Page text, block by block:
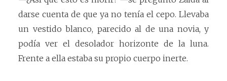
darse cuenta de que ya no tenía el cepo. Llevaba
un vestido blanco, parecido al de una novia, y
podía ver el desolador horizonte de la luna.
Frente a ella estaba su propio cuerpo inerte.